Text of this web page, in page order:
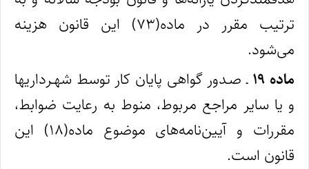
‌ترتیب مقرر در ماده(۷۳) این قانون هزینه
می‌شود.
ماده ۱۹
ـ صـدور گواهی پایان کار توسط شهـرداریها
و یا سایر مراجع مربوط، منوط به رعایت ضوابط،
مقررات و آیین‌نامه‌های موضوع ماده(۱۸) این
قانون است.